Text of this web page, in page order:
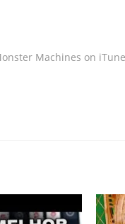
Machines on